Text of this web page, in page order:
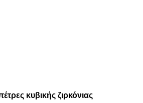
κυβικής ζιρκόνιας